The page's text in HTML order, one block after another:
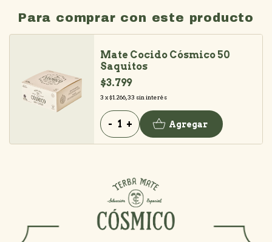
Para comprar con este producto
Mate Cocido Cósmico 50
Saquitos
$3.799
3 x$1.266,33 sin interés
- + Agregar